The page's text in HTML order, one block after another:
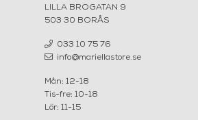
LILLA BROGATAN 9
503 30 BORÅS
033 10 75 76
info@mariellastore.se
Mån: 12-18
Tis-fre: 10-18
Lör: 11-15